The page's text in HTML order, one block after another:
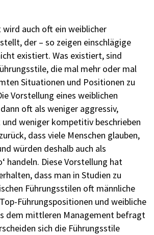
auch oft ein weiblicher
der – so zeigen einschlägige
existiert. Was existiert, sind
die mal mehr oder mal
Situationen und Positionen zu
Vorstellung eines weiblichen
oft als weniger aggressiv,
weniger kompetitiv beschrieben
dass viele Menschen glauben,
würden deshalb auch als
handeln. Diese Vorstellung hat
dass man in Studien zu
Führungsstilen oft männliche
Führungspositionen und weibliche
dem mittleren Management befragt
sich die Führungsstile